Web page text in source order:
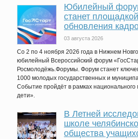
Юбилейный
станет
обновления
03 августа 2026
Со 2 по 4 ноября 2026 года в Нижнем
юбилейный Всероссийский форум
Росмолодёжь.Форумы. Форум станет
1000 молодых государственных и
Событие пройдёт в рамках
дети».
В Летней
школе
общества